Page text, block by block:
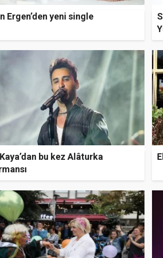
Ergen’den yeni single
bu kez Alâturka